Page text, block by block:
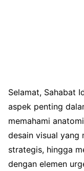
Selamat, Sahabat
aspek penting
memahami
desain visual yang
strategis, hingga
dengan elemen